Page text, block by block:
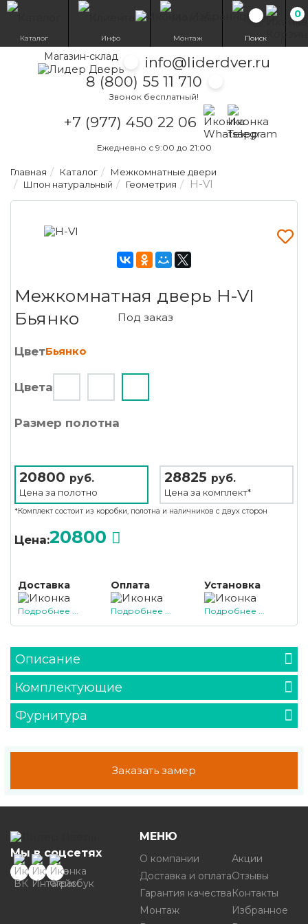
Магазин-склад
info@liderdver.ru
8 (800) 55 11 710
Звонок бесплатный!
+7 (977) 450 22 06
Написать на
Написать на
Ежедневно с 9:00 до 21:00
0
Каталог Инфо Монтаж Поиск
Главная Каталог
Межкомнатные двери
Шпон натуральный
Геометрия H-VI
Межкомнатная дверь H-VI
Бьянко
Под заказ
ЦветБьянко
Цвета
Размер полотна
20800 руб.
Цена за полотно
28825 руб.
Цена за комплект*
*Комплект состоит из коробки, полотна и наличников с двух сторон
Цена:20800
Доставка
Подробнее ...
Оплата
Подробнее ...
Установка
Подробнее ...
Описание
Комплектующие
Фурнитура
Заказать замер
Мы в соцсетях
МЕНЮ
О компании
Доставка и оплата
Гарантия качества
Монтаж
Акции
Отзывы
Контакты
Избранное